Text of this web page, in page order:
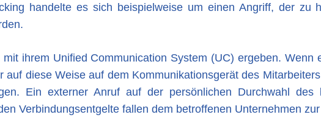
handelte es sich beispielweise um einen Angriff, der zu
ihrem Unified Communication System (UC) ergeben.
diese Weise auf dem Kommunikationsgerät des
Ein externer Anruf auf der persönlichen Durchwahl
Verbindungsentgelte fallen dem betroffenen Unternehmen